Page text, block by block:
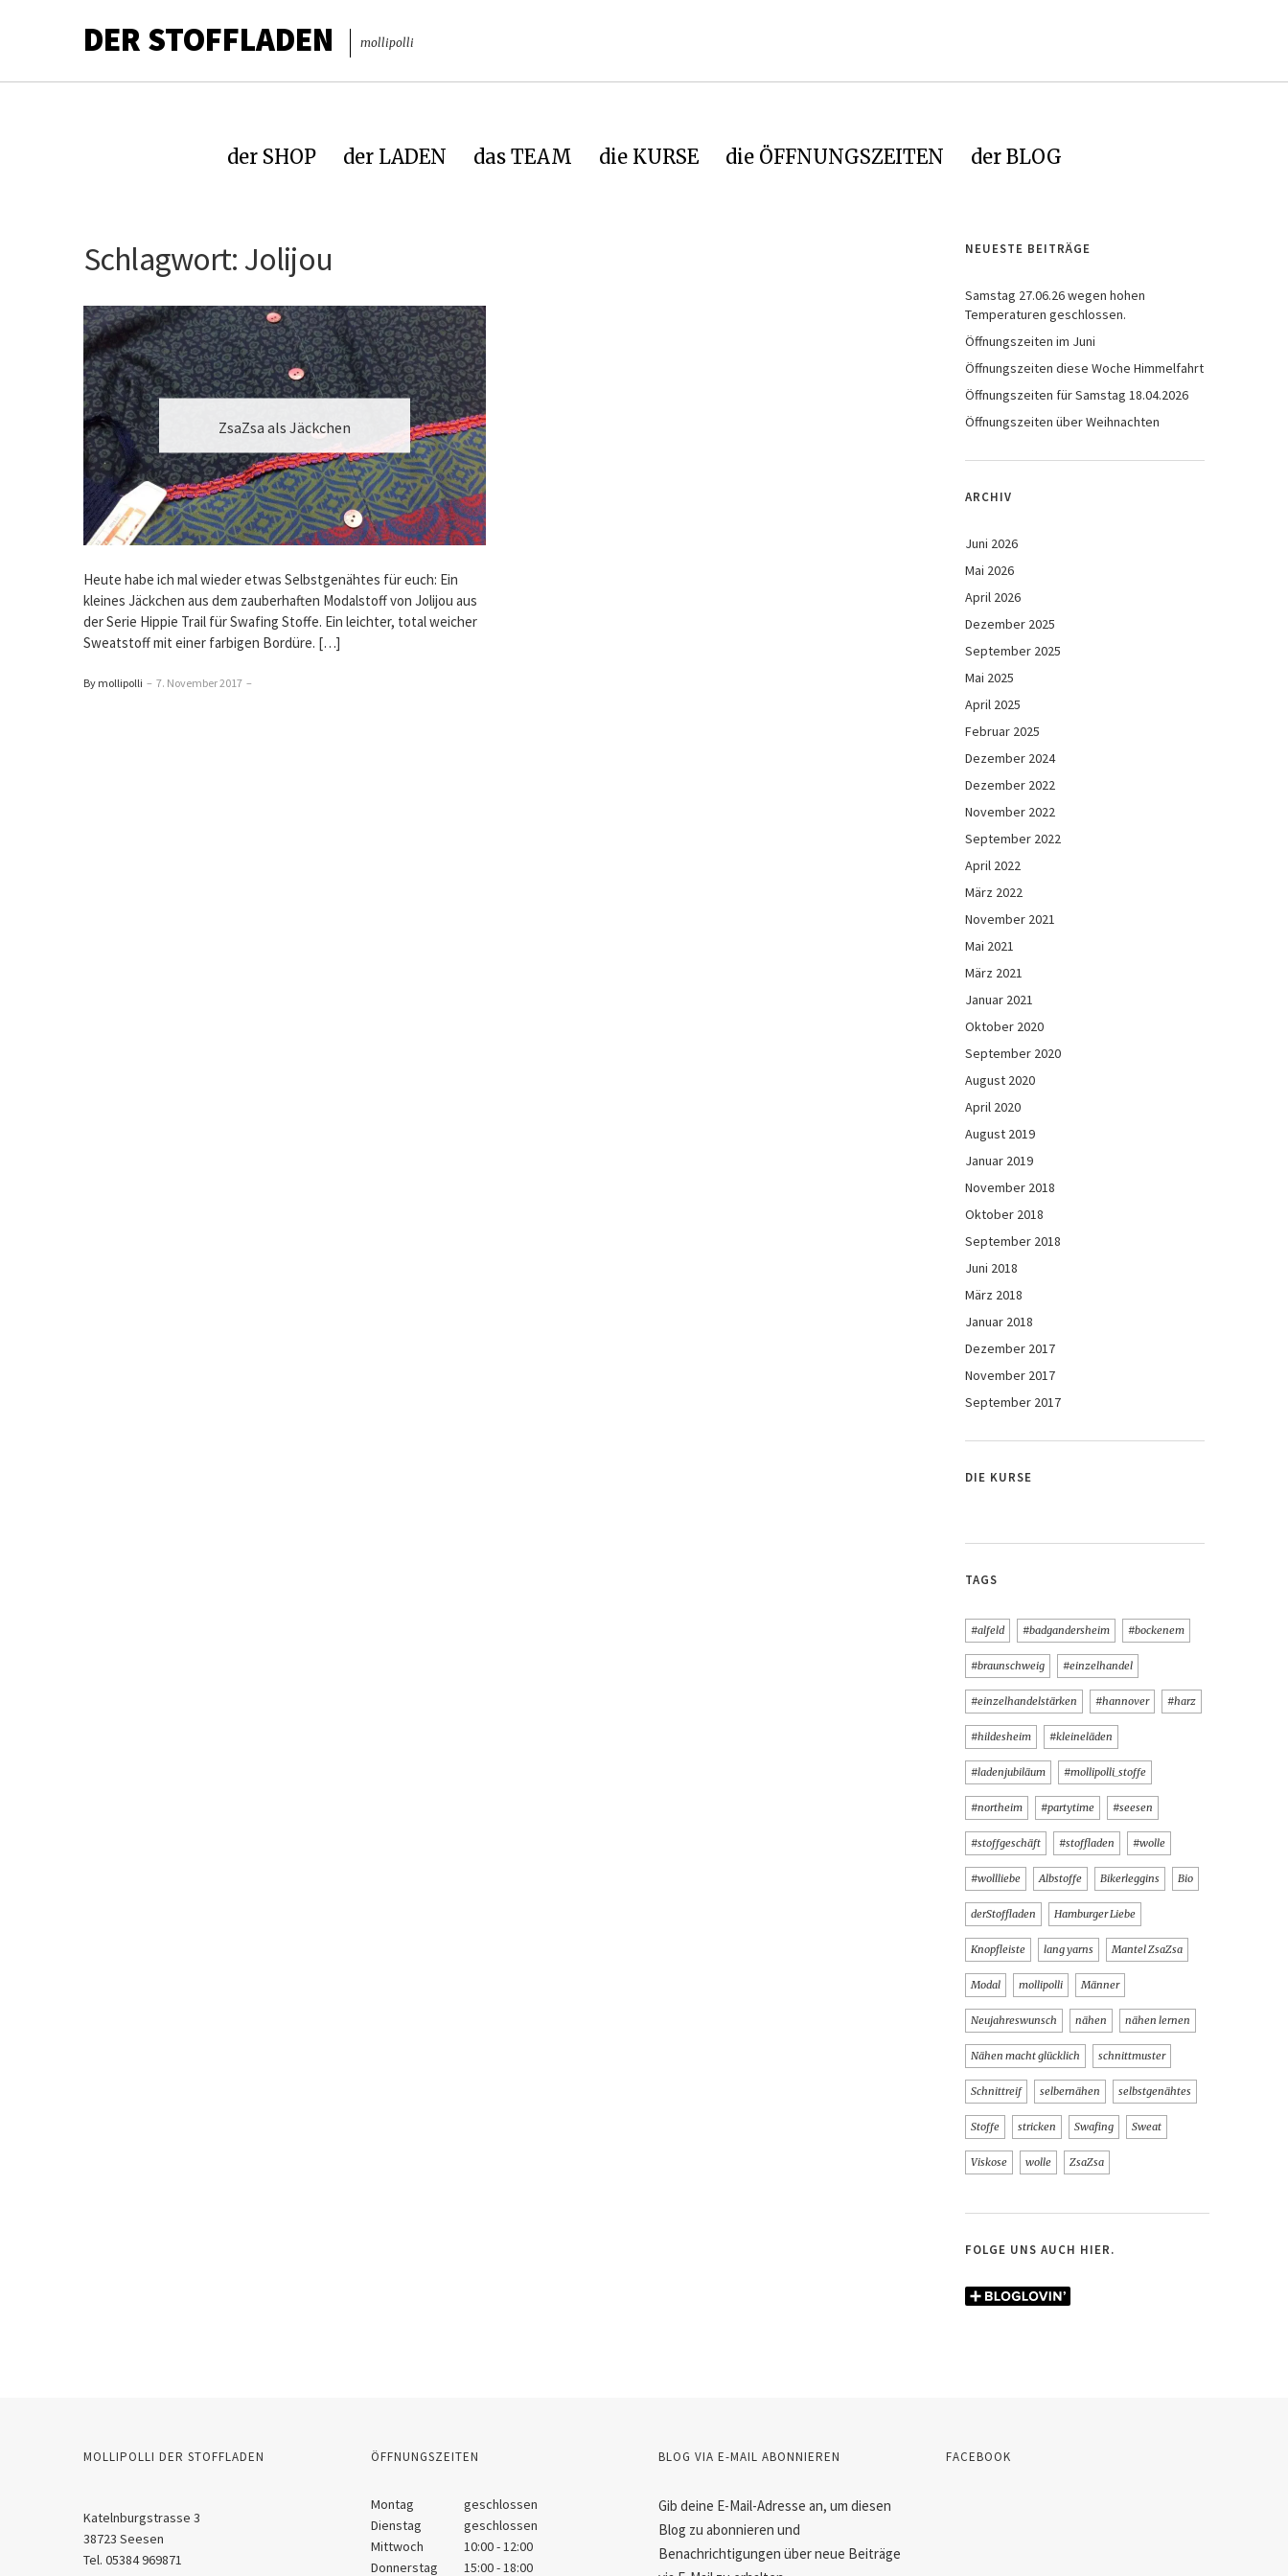
DER STOFFLADEN mollipolli
der SHOP der LADEN das TEAM die KURSE die ÖFFNUNGSZEITEN der BLOG
Schlagwort:Jolijou
ZsaZsa als Jäckchen
Heute habe ich mal wieder etwas Selbstgenähtes für euch: Ein
kleines Jäckchen aus dem zauberhaften Modalstoff von Jolijou aus
der Serie Hippie Trail für Swafing Stoffe. Ein leichter, total weicher
Sweatstoff mit einer farbigen Bordüre. […]
By mollipolli – 7. November 2017 –
NEUESTE BEITRÄGE
Samstag 27.06.26 wegen hohen
Temperaturen geschlossen.
Öffnungszeiten im Juni
Öffnungszeiten diese Woche Himmelfahrt
Öffnungszeiten für Samstag 18.04.2026
Öffnungszeiten über Weihnachten
ARCHIV
Juni 2026
Mai 2026
April 2026
Dezember 2025
September 2025
Mai 2025
April 2025
Februar 2025
Dezember 2024
Dezember 2022
November 2022
September 2022
April 2022
März 2022
November 2021
Mai 2021
März 2021
Januar 2021
Oktober 2020
September 2020
August 2020
April 2020
August 2019
Januar 2019
November 2018
Oktober 2018
September 2018
Juni 2018
März 2018
Januar 2018
Dezember 2017
November 2017
September 2017
DIE KURSE
TAGS
#alfeld #badgandersheim #bockenem
#braunschweig #einzelhandel
#einzelhandelstärken #hannover #harz
#hildesheim #kleineläden
#ladenjubiläum #mollipolli_stoffe
#northeim #partytime #seesen
#stoffgeschäft #stoffladen #wolle
#wollliebe Albstoffe Bikerleggins Bio
derStoffladen Hamburger Liebe
Knopfleiste lang yarns Mantel ZsaZsa
Modal mollipolli Männer
Neujahreswunsch nähen nähen lernen
Nähen macht glücklich schnittmuster
Schnittreif selbernähen selbstgenähtes
Stoffe stricken Swafing Sweat
Viskose wolle ZsaZsa
FOLGE UNS AUCH HIER.
MOLLIPOLLI DER STOFFLADEN
Katelnburgstrasse 3
38723 Seesen
Tel. 05384 969871
ÖFFNUNGSZEITEN
Montag
geschlossen
Dienstag
geschlossen
Mittwoch
10:00 - 12:00
Donnerstag
15:00 - 18:00
BLOG VIA E-MAIL ABONNIEREN
Gib deine E-Mail-Adresse an, um diesen
Blog zu abonnieren und
Benachrichtigungen über neue Beiträge
FACEBOOK